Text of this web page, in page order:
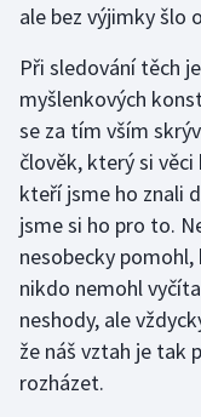
ale bez výjimky šlo
Při sledování těch
myšlenkových
se za tím vším
člověk, který si
kteří jsme ho znali
jsme si ho pro to.
nesobecky
nikdo nemohl
neshody, ale
že náš vztah je tak
rozházet.